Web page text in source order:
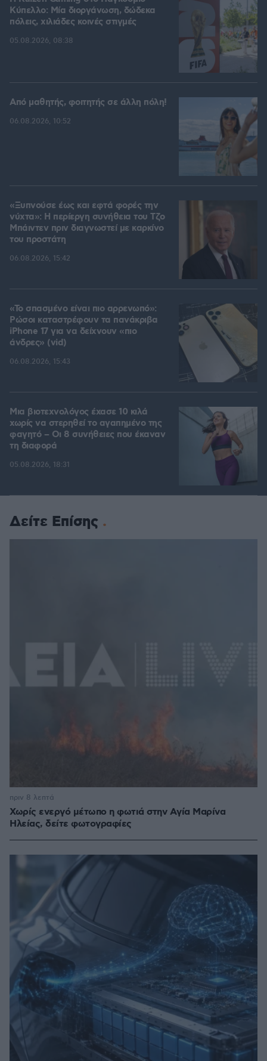
Kύπελλο: Μία διοργάνωση, δώδεκα
πόλεις, χιλιάδες κοινές στιγμές
05.08.2026, 08:38
Από μαθητής, φοιτητής σε άλλη πόλη!
06.08.2026, 10:52
«Ξυπνούσε έως και εφτά φορές την
νύχτα»: Η περίεργη συνήθεια του Τζο
Μπάιντεν πριν διαγνωστεί με καρκίνο
του προστάτη
06.08.2026, 15:42
«Το σπασμένο είναι πιο αρρενωπό»:
Ρώσοι καταστρέφουν τα πανάκριβα
iPhone 17 για να δείχνουν «πιο
άνδρες» (vid)
06.08.2026, 15:43
Μια βιοτεχνολόγος έχασε 10 κιλά
χωρίς να στερηθεί το αγαπημένο της
φαγητό – Οι 8 συνήθειες που έκαναν
τη διαφορά
05.08.2026, 18:31
Δείτε Επίσης
Χωρίς ενεργό μέτωπο η φωτιά στην Aγία Μαρίνα
Ηλείας, δείτε φωτογραφίες
πριν 8 λεπτά